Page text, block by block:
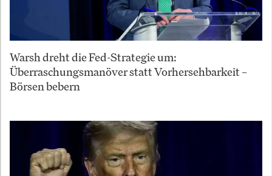
Warsh dreht die Fed-Strategie um:
Überraschungsmanöver statt Vorhersehbarkeit –
Börsen bebern